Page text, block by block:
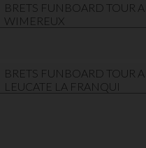
BRETS FUNBOARD TOUR
WIMEREUX
BRETS FUNBOARD TOUR
LEUCATE LA FRANQUI